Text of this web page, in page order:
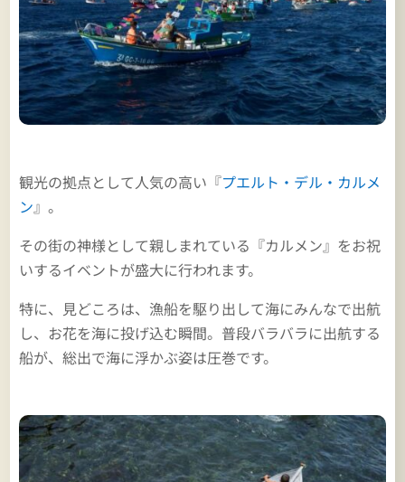
観光の拠点として人気の高い『プエルト・デル・カルメ
ン』。
その街の神様として親しまれている『カルメン』をお祝
いするイベントが盛大に行われます。
特に、見どころは、漁船を駆り出して海にみんなで出航
し、お花を海に投げ込む瞬間。普段バラバラに出航する
船が、総出で海に浮かぶ姿は圧巻です。